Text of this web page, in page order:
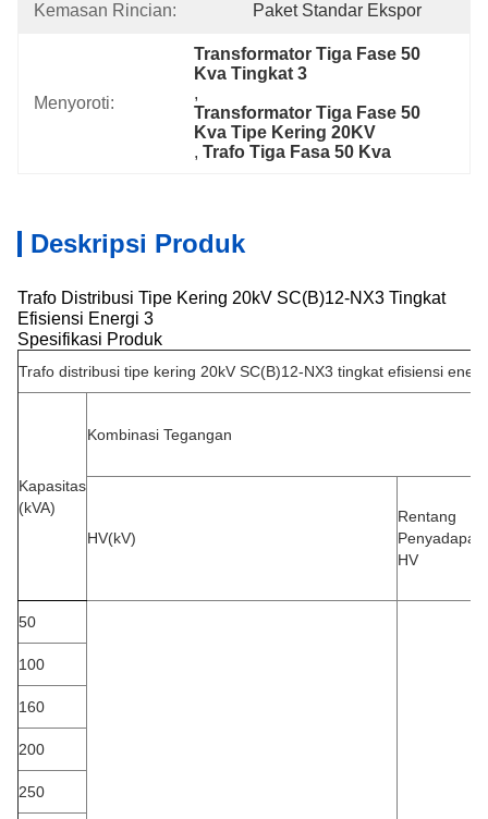
Kemasan Rincian: Paket Standar Ekspor
Menyoroti:
Transformator Tiga Fase 50
Kva Tingkat 3
,
Transformator Tiga Fase 50
Kva Tipe Kering 20KV
, Trafo Tiga Fasa 50 Kva
Deskripsi Produk
Trafo Distribusi Tipe Kering 20kV SC(B)12-NX3 Tingkat
Efisiensi Energi 3
Spesifikasi Produk
Trafo distribusi tipe kering 20kV SC(B)12-NX3 tingkat efisiensi
Kapasitas
(kVA)
Kombinasi Tegangan
HV(kV)
Rentang
Penyadapan
HV
50
100
160
200
250